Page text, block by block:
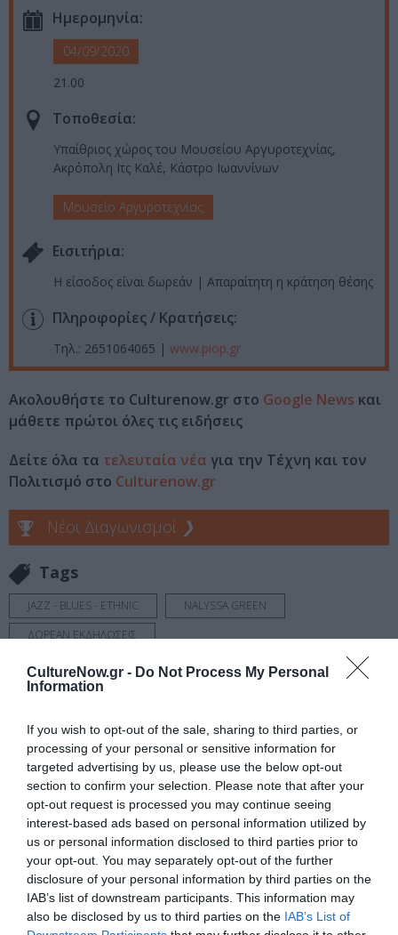
CultureNow.gr - Do Not Process My Personal
Information
If you wish to opt-out of the sale, sharing to third parties, or
processing of your personal or sensitive information for
targeted advertising by us, please use the below opt-out
section to confirm your selection. Please note that after your
opt-out request is processed you may continue seeing
interest-based ads based on personal information utilized by
us or personal information disclosed to third parties prior to
your opt-out. You may separately opt-out of the further
disclosure of your personal information by third parties on the
IAB’s list of downstream participants. This information may
also be disclosed by us to third parties on the IAB’s List of
Ημερομηνία:
04/09/2020
21.00
Τοποθεσία:
Υπαίθριος χώρος του Μουσείου Αργυροτεχνίας,
Ακρόπολη Ιτς Καλέ, Κάστρο Ιωαννίνων
Μουσείο Αργυροτεχνίας
Eισιτήρια:
Η είσοδος είναι δωρεάν | Απαραίτητη η κράτηση θέσης
Πληροφορίες / Κρατήσεις:
Τηλ.: 2651064065 | www.piop.gr
Ακολουθήστε το Culturenow.gr στο Google News και
μάθετε πρώτοι όλες τις ειδήσεις
Δείτε όλα τα τελευταία νέα για την Τέχνη και τον
Πολιτισμό στο Culturenow.gr
Νέοι Διαγωνισμοί ❯
Tags
JAZZ - BLUES - ETHNIC
NALYSSA GREEN
ΔΩΡΕΑΝ ΕΚΔΗΛΩΣΕΙΣ
ΠΟΛΙΤΙΣΤΙΚΟ ΙΔΡΥΜΑ ΟΜΙΛΟΥ ΠΕΙΡΑΙΩΣ (ΠΙΟΠ)
ΣΥΝΑΥΛΙΕΣ 2020
Newsletter
Κάθε βδομάδα στο e-mail σας τα τελευταία νέα για
την Τέχνη και τον Πολιτισμό!
Ακολουθήστε το Culturenow.gr